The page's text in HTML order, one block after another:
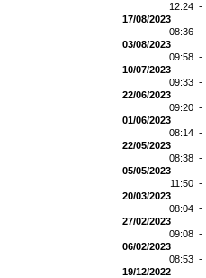
12:24 -
17/08/2023
08:36 -
03/08/2023
09:58 -
10/07/2023
09:33 -
22/06/2023
09:20 -
01/06/2023
08:14 -
22/05/2023
08:38 -
05/05/2023
11:50 -
20/03/2023
08:04 -
27/02/2023
09:08 -
06/02/2023
08:53 -
19/12/2022